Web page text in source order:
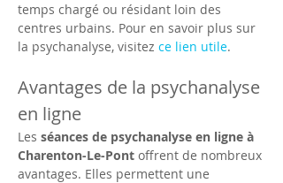
temps chargé ou résidant loin des
centres urbains. Pour en savoir plus sur
la psychanalyse, visitez ce lien utile.
Avantages de la psychanalyse
en ligne
Les séances de psychanalyse en ligne à
Charenton-Le-Pont offrent de nombreux
avantages. Elles permettent une